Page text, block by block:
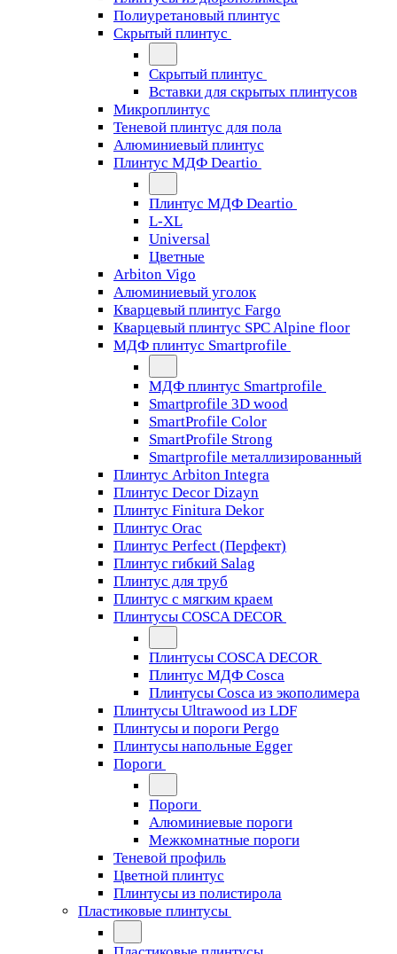
Полиуретановый плинтус
Скрытый плинтус
Скрытый плинтус
Вставки для скрытых плинтусов
Микроплинтус
Теневой плинтус для пола
Алюминиевый плинтус
Плинтус МДФ Deartio
Плинтус МДФ Deartio
L-XL
Universal
Цветные
Arbiton Vigo
Алюминиевый уголок
Кварцевый плинтус Fargo
Кварцевый плинтус SPC Alpine floor
МДФ плинтус Smartprofile
МДФ плинтус Smartprofile
Smartprofile 3D wood
SmartProfile Color
SmartProfile Strong
Smartprofile металлизированный
Плинтус Arbiton Integra
Плинтус Decor Dizayn
Плинтус Finitura Dekor
Плинтус Orac
Плинтус Perfect (Перфект)
Плинтус гибкий Salag
Плинтус для труб
Плинтус с мягким краем
Плинтусы COSCA DECOR
Плинтусы COSCA DECOR
Плинтус МДФ Cosca
Плинтусы Cosca из экополимера
Плинтусы Ultrawood из LDF
Плинтусы и пороги Pergo
Плинтусы напольные Egger
Пороги
Пороги
Алюминиевые пороги
Межкомнатные пороги
Теневой профиль
Цветной плинтус
Плинтусы из полистирола
Пластиковые плинтусы